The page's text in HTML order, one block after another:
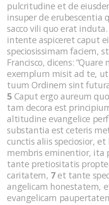
pulcritudine et de
insuper de erubescentia
sacco vili quo erat induta.
intente aspiceret caput
speciosissimam faciem,
Francisco, dicens: “Quare
exemplum misit ad te, ut
tuum Ordinem sint
5 Caput ergo aureum
tam decora est
altitudine evangelice
substantia est ceteris
cunctis aliis speciosior,
membris eminentior, ita
tante pretiositatis
caritatem, 7et tante
angelicam honestatem,
evangelicam